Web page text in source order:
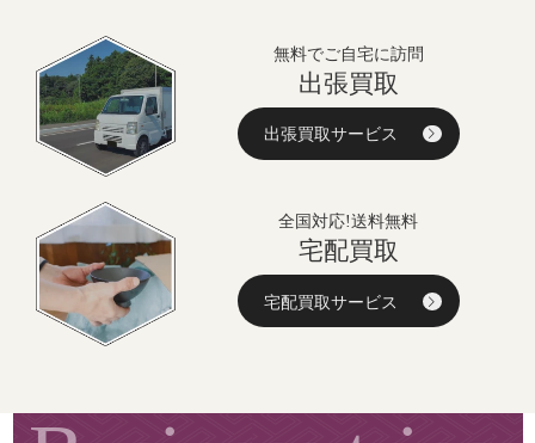
無料でご自宅に訪問
出張買取
出張買取サービス
全国対応!送料無料
宅配買取
宅配買取サービス